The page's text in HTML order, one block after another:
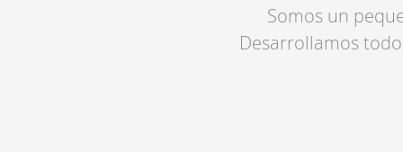
Somos un
Desarrollamos